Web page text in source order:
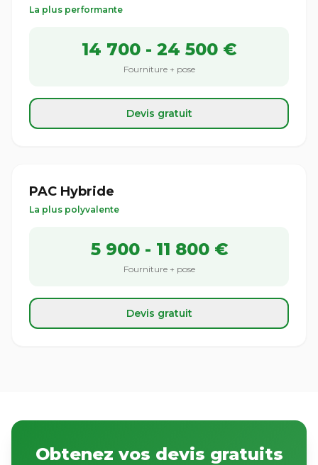
La plus performante
14 700 - 24 500 €
Fourniture + pose
Devis gratuit
PAC Hybride
La plus polyvalente
5 900 - 11 800 €
Fourniture + pose
Devis gratuit
Obtenez vos devis gratuits